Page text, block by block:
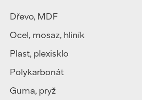
Dřevo, MDF
Ocel, mosaz, hliník
Plast, plexisklo
Polykarbonát
Guma, pryž